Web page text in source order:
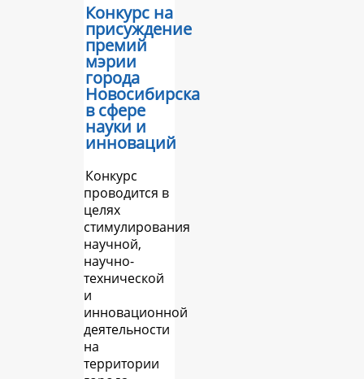
Конкурс на
присуждение
премий
мэрии
города
Новосибирска
в сфере
науки и
инноваций
Конкурс
проводится в
целях
стимулирования
научной,
научно-
технической
и
инновационной
деятельности
на
территории